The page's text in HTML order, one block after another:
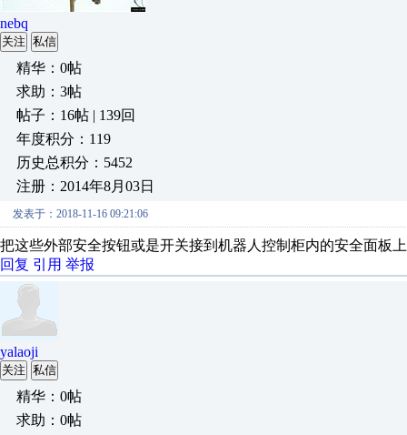
nebq
关注 私信
精华：0帖
求助：3帖
帖子：16帖 | 139回
年度积分：119
历史总积分：5452
注册：2014年8月03日
发表于：2018-11-16 09:21:06
把这些外部安全按钮或是开关接到机器人控制柜内的安全面板上
回复 引用 举报
yalaoji
关注 私信
精华：0帖
求助：0帖